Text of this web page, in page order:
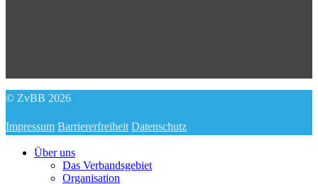
© ZvBB 2026
Impressum Barriererfreiheit Datenschutz
Über uns
Das Verbandsgebiet
Organisation